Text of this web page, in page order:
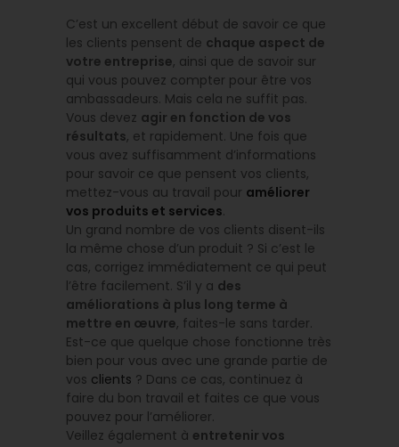
C’est un excellent début de savoir ce que
les clients pensent de chaque aspect de
votre entreprise, ainsi que de savoir sur
qui vous pouvez compter pour être vos
ambassadeurs. Mais cela ne suffit pas.
Vous devez agir en fonction de vos
résultats, et rapidement. Une fois que
vous avez suffisamment d’informations
pour savoir ce que pensent vos clients,
mettez-vous au travail pour améliorer
vos produits et services.
Un grand nombre de vos clients disent-ils
la même chose d’un produit ? Si c’est le
cas, corrigez immédiatement ce qui peut
l’être facilement. S’il y a des
améliorations à plus long terme à
mettre en œuvre, faites-le sans tarder.
Est-ce que quelque chose fonctionne très
bien pour vous avec une grande partie de
vos clients ? Dans ce cas, continuez à
faire du bon travail et faites ce que vous
pouvez pour l’améliorer.
Veillez également à entretenir vos